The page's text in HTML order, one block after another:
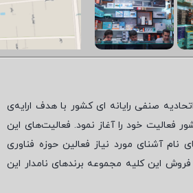
صنفی رایانه ای کشور با هدف ارایه‌ی
فعالیت خود را آغاز نمود. فعالیت‌های این
آشنای مورد نیاز فعالین حوزه فناوری
این کلیه مجموعه برندهای نامدار این